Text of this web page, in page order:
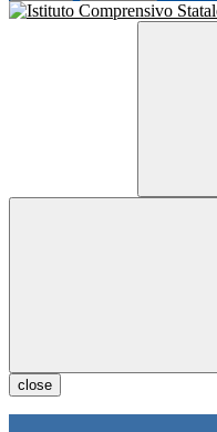
close